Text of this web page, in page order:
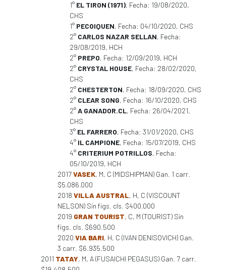
1° EL TIRON (1971), Fecha: 19/08/2020,
CHS
1° PECOIQUEN, Fecha: 04/10/2020, CHS
2° CARLOS NAZAR SELLAN, Fecha:
29/08/2019, HCH
2° PREPO, Fecha: 12/09/2019, HCH
2° CRYSTAL HOUSE, Fecha: 28/02/2020,
CHS
2° CHESTERTON, Fecha: 18/09/2020, CHS
2° CLEAR SONG, Fecha: 16/10/2020, CHS
2°A GANADOR.CL, Fecha: 26/04/2021,
CHS
3° EL FARRERO, Fecha: 31/01/2020, CHS
4° IL CAMPIONE, Fecha: 15/07/2019, CHS
4° CRITERIUM POTRILLOS, Fecha:
05/10/2019, HCH
2017VASEK, M, C (MIDSHIPMAN) Gan. 1 carr.
$5.086.000
2018 VILLA AUSTRAL, H, C (VISCOUNT
NELSON) Sin figs. cls. $400.000
2019 GRAN TOURIST, C, M (TOURIST) Sin
figs. cls. $690.500
2020 VIA BARI, H, C (IVAN DENISOVICH) Gan.
3 carr. $6.935.500
2011 TATAY, M, A (FUSAICHI PEGASUS) Gan. 7 carr.